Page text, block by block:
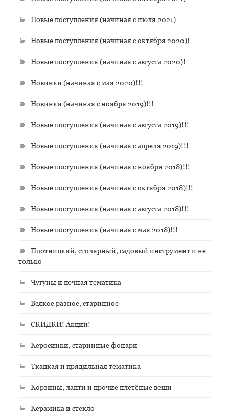
Новые поступления (начиная с июля 2021)
Новые поступления (начиная с октября 2020)!
Новые поступления (начиная с августа 2020)!
Новинки (начиная с мая 2020)!!!
Новинки (начиная с ноября 2019)!!!
Новые поступления (начиная с августа 2019)!!!
Новые поступления (начиная с апреля 2019)!!!
Новые поступления (начиная с ноября 2018)!!!
Новые поступления (начиная с октября 2018)!!!
Новые поступления (начиная с августа 2018)!!!
Новые поступления (начиная с мая 2018)!!!
Плотницкий, столярный, садовый инструмент и не
только
Чугуны и печная тематика
Всякое разное, старинное
СКИДКИ! Акции!
Керосинки, старинные фонари
Ткацкая и прядильная тематика
Корзины, лапти и прочие плетёные вещи
Керамика и стекло